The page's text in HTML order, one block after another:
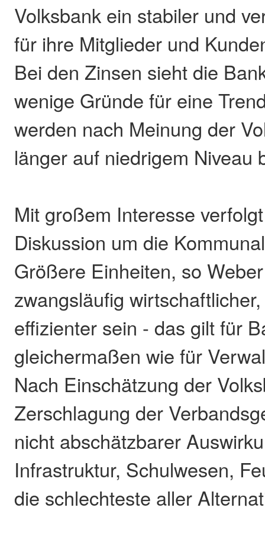
Volksbank ein stabiler und
für ihre Mitglieder und
Bei den Zinsen sieht die
wenige Gründe für eine
werden nach Meinung der
länger auf niedrigem Niveau
Mit großem Interesse
Diskussion um die
Größere Einheiten, so
zwangsläufig
effizienter sein - das gilt für
gleichermaßen wie für
Nach Einschätzung der
Zerschlagung der
nicht abschätzbarer
Infrastruktur, Schulwesen,
die schlechteste aller